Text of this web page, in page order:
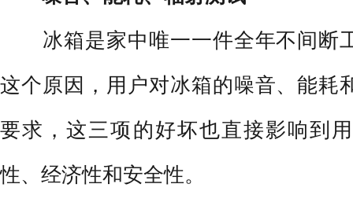
冰箱是家中唯一一件全年不间断
这个原因，用户对冰箱的噪音、能耗
要求，这三项的好坏也直接影响到
性、经济性和安全性。